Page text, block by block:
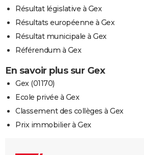
Résultat législative à Gex
Résultats européenne à Gex
Résultat municipale à Gex
Référendum à Gex
En savoir plus sur Gex
Gex (01170)
Ecole privée à Gex
Classement des collèges à Gex
Prix immobilier à Gex